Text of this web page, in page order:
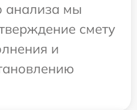
анализа мы
смету
и